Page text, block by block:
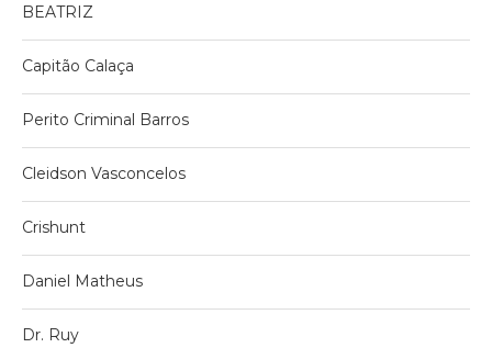
BEATRIZ
Capitão Calaça
Perito Criminal Barros
Cleidson Vasconcelos
Crishunt
Daniel Matheus
Dr. Ruy